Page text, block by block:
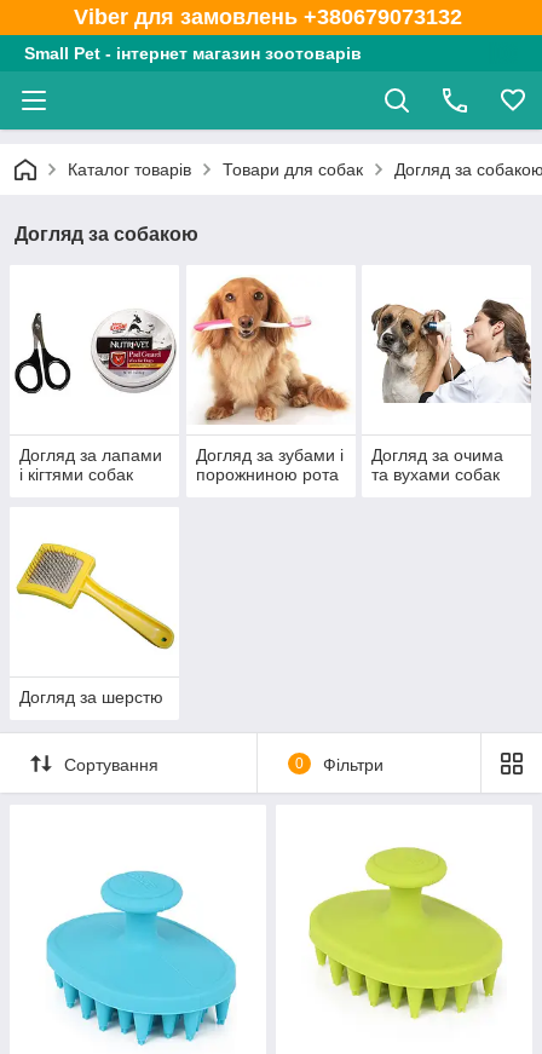
Viber для замовлень +380679073132
Small Pet - інтернет магазин зоотоварів
Каталог товарів Товари для собак Догляд за
Догляд за собакою
Догляд за лапами
і кігтями собак
Догляд за зубами і
порожниною рота
Догляд за очима
та вухами собак
Догляд за шерстю
Сортування 0 Фільтри